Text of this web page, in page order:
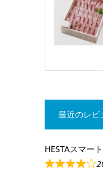
最近のレビ
HESTAスマー